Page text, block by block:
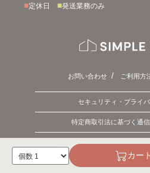
カー
■定休日 ■発送業務のみ
お問い合わせ ご利用方
セキュリティ・プライ
特定商取引法に基づく通
Copyright © 2026 SIMPLE